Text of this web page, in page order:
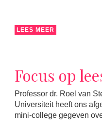
LEES MEER
Focus op
Professor dr. Roel van
Universiteit heeft ons
mini-college gegeven